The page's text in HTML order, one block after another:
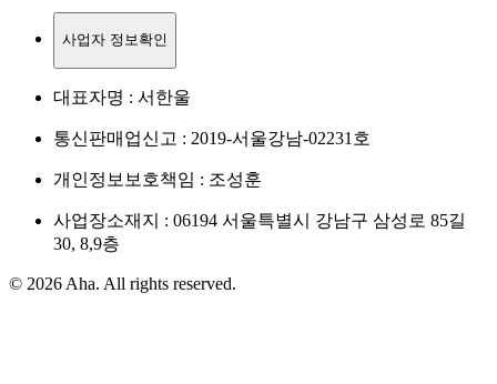
사업자 정보확인
대표자명 : 서한울
통신판매업신고 : 2019-서울강남-02231호
개인정보보호책임 : 조성훈
사업장소재지 : 06194 서울특별시 강남구 삼성로 85길
30, 8,9층
© 2026 Aha. All rights reserved.